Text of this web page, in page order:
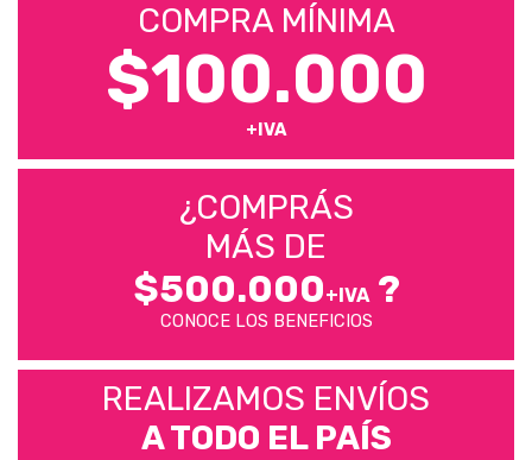
COMPRA MÍNIMA
$100.000
+IVA
¿COMPRÁS
MÁS DE
$500.000+IVA?
CONOCE LOS BENEFICIOS
REALIZAMOS ENVÍOS
A TODO EL PAÍS